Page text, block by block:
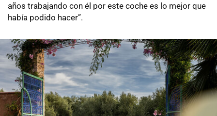
años trabajando con él por este coche es lo mejor que
había podido hacer”.